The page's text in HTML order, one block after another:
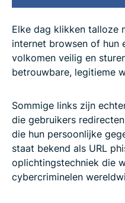
Elke dag klikken talloze
internet browsen of hun
volkomen veilig en
betrouwbare, legitieme
Sommige links zijn
die gebruikers
die hun persoonlijke
staat bekend als URL
oplichtingstechniek die
cybercriminelen